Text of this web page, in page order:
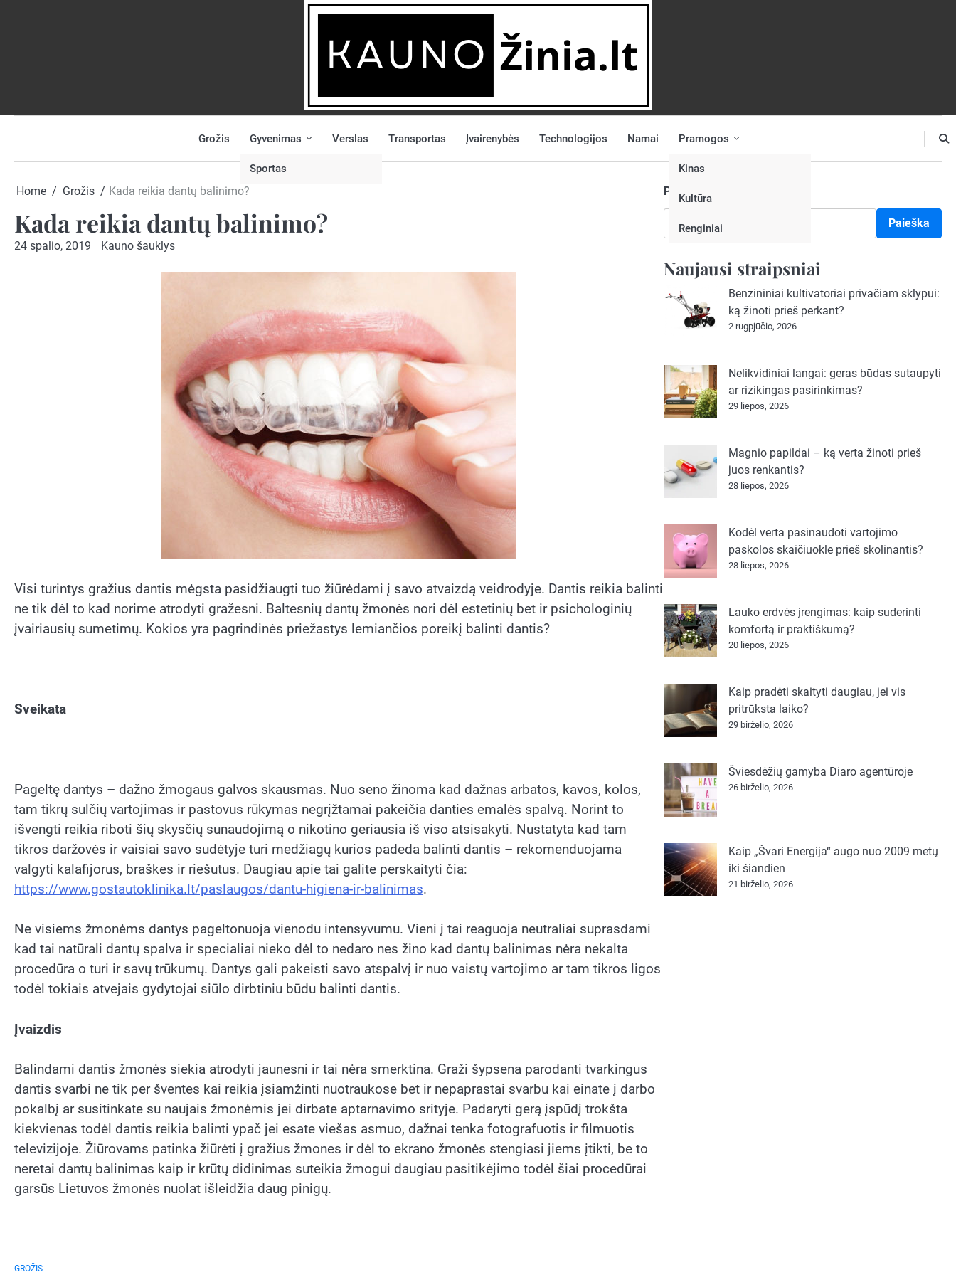
NAUJIENĄ
Grožis Gyvenimas
Sportas
Verslas Transportas Įvairenybės Technologijos Namai Pramogos
Kinas
Kultūra
Renginiai
Home Grožis Kada reikia dantų balinimo?
Kada reikia dantų balinimo?
24 spalio, 2019 Kauno šauklys
Visi turintys gražius dantis mėgsta pasidžiaugti tuo žiūrėdami į savo atvaizdą veidrodyje. Dantis reikia balinti
ne tik dėl to kad norime atrodyti gražesni. Baltesnių dantų žmonės nori dėl estetinių bet ir psichologinių
įvairiausių sumetimų. Kokios yra pagrindinės priežastys lemiančios poreikį balinti dantis?
Sveikata
Pageltę dantys – dažno žmogaus galvos skausmas. Nuo seno žinoma kad dažnas arbatos, kavos, kolos,
tam tikrų sulčių vartojimas ir pastovus rūkymas negrįžtamai pakeičia danties emalės spalvą. Norint to
išvengti reikia riboti šių skysčių sunaudojimą o nikotino geriausia iš viso atsisakyti. Nustatyta kad tam
tikros daržovės ir vaisiai savo sudėtyje turi medžiagų kurios padeda balinti dantis – rekomenduojama
valgyti kalafijorus, braškes ir riešutus. Daugiau apie tai galite perskaityti čia:
https://www.gostautoklinika.lt/paslaugos/dantu-higiena-ir-balinimas.
Ne visiems žmonėms dantys pageltonuoja vienodu intensyvumu. Vieni į tai reaguoja neutraliai suprasdami
kad tai natūrali dantų spalva ir specialiai nieko dėl to nedaro nes žino kad dantų balinimas nėra nekalta
procedūra o turi ir savų trūkumų. Dantys gali pakeisti savo atspalvį ir nuo vaistų vartojimo ar tam tikros ligos
todėl tokiais atvejais gydytojai siūlo dirbtiniu būdu balinti dantis.
Įvaizdis
Balindami dantis žmonės siekia atrodyti jaunesni ir tai nėra smerktina. Graži šypsena parodanti tvarkingus
dantis svarbi ne tik per šventes kai reikia įsiamžinti nuotraukose bet ir nepaprastai svarbu kai einate į darbo
pokalbį ar susitinkate su naujais žmonėmis jei dirbate aptarnavimo srityje. Padaryti gerą įspūdį trokšta
kiekvienas todėl dantis reikia balinti ypač jei esate viešas asmuo, dažnai tenka fotografuotis ir filmuotis
televizijoje. Žiūrovams patinka žiūrėti į gražius žmones ir dėl to ekrano žmonės stengiasi jiems įtikti, be to
neretai dantų balinimas kaip ir krūtų didinimas suteikia žmogui daugiau pasitikėjimo todėl šiai procedūrai
garsūs Lietuvos žmonės nuolat išleidžia daug pinigų.
GROŽIS
Paieška
Paieška
Naujausi straipsniai
Benzininiai kultivatoriai privačiam sklypui:
ką žinoti prieš perkant?
2 rugpjūčio, 2026
Nelikvidiniai langai: geras būdas sutaupyti
ar rizikingas pasirinkimas?
29 liepos, 2026
Magnio papildai – ką verta žinoti prieš
juos renkantis?
28 liepos, 2026
Kodėl verta pasinaudoti vartojimo
paskolos skaičiuokle prieš skolinantis?
28 liepos, 2026
Lauko erdvės įrengimas: kaip suderinti
komfortą ir praktiškumą?
20 liepos, 2026
Kaip pradėti skaityti daugiau, jei vis
pritrūksta laiko?
29 birželio, 2026
Šviesdėžių gamyba Diaro agentūroje
26 birželio, 2026
Kaip „Švari Energija“ augo nuo 2009 metų
iki šiandien
21 birželio, 2026